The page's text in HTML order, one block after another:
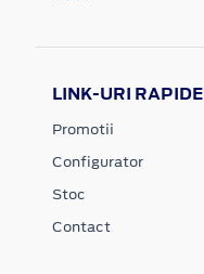
LINK-URI RAPIDE
Promotii
Configurator
Stoc
Contact